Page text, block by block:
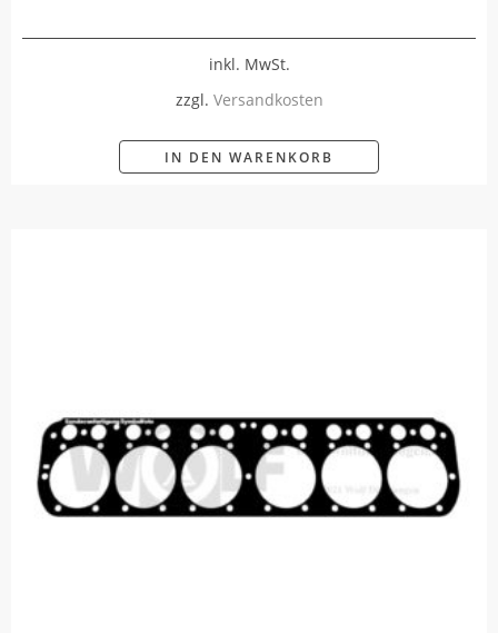
inkl. MwSt.
zzgl. Versandkosten
IN DEN WARENKORB